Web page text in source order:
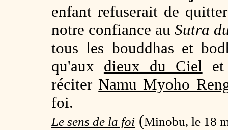
enfant refuserait de
notre confiance au Sutra
tous les bouddhas et
qu'aux dieux du Ciel
réciter Namu Myoho
foi.
Le sens de la foi (Minobu, le 18